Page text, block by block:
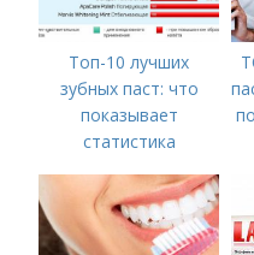
Топ-10 лучших
зубных паст: что
показывает
статистика